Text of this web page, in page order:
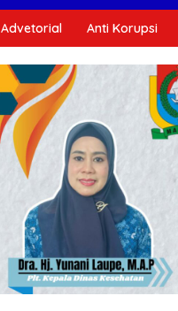
Advetorial Anti Korupsi